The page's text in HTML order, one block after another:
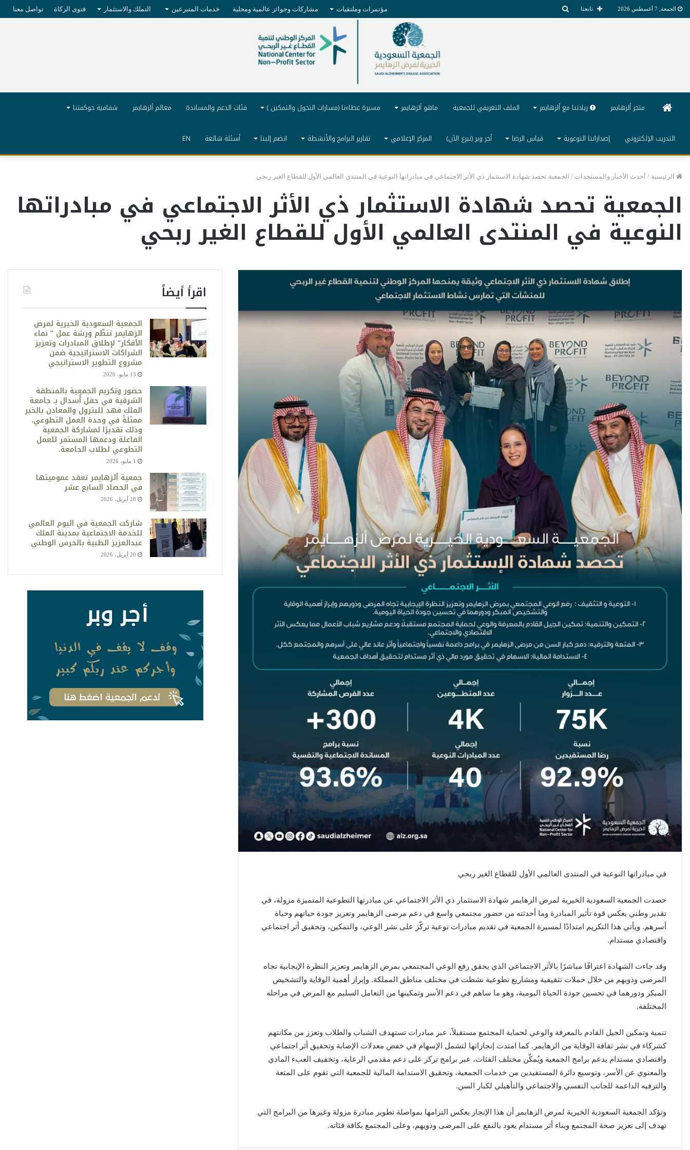
الجمعة, 7 أغسطس 2026 بحث تابعنا مؤتمرات وملتقيات مشاركات وجوائز عالمية ومحلية خدمات المتبرعين التملك والاستثمار فتوى الزكاة تواصل معنا
الرئيسيةمتجر ألزهايمر ريادتنا مع ألزهايمر الملف التعريفي للجمعية ماهو ألزهايمر مسيرة عطاءنا (مسارات التحول والتمكين ) فئات الدعم والمساندة معالم ألزهايمر شفافية حوكمتنا
التدريب الإلكتروني إصداراتنا التوعوية قياس الرضا أجر وبر (تبرع الآن) المركز الإعلامي تقارير البرامج والأنشطة انضم إلينا أسئلة شائعة EN
الرئيسية / أحدث الأخبار والمستجدات / الجمعية تحصد شهادة الاستثمار ذي الأثر الاجتماعي في مبادراتها النوعية في المنتدى العالمي الأول للقطاع الغير ربحي
الجمعية تحصد شهادة الاستثمار ذي الأثر الاجتماعي في مبادراتها
النوعية في المنتدى العالمي الأول للقطاع الغير ربحي
في مبادراتها النوعية في المنتدى العالمي الأول للقطاع الغير ربحي
حصدت الجمعية السعودية الخيرية لمرض الزهايمر شهادة الاستثمار ذي الأثر الاجتماعي عن مبادرتها التطوعية المتميزة مزولة، في
تقدير وطني يعكس قوة تأثير المبادرة وما أحدثته من حضور مجتمعي واسع في دعم مرضى الزهايمر وتعزيز جودة حياتهم وحياة
أسرهم. ويأتي هذا التكريم امتدادًا لمسيرة الجمعية في تقديم مبادرات نوعية تركّز على نشر الوعي، والتمكين، وتحقيق أثر اجتماعي
واقتصادي مستدام.
وقد جاءت الشهادة اعترافًا مباشرًا بالأثر الاجتماعي الذي يحقق رفع الوعي المجتمعي بمرض الزهايمر وتعزيز النظرة الإيجابية تجاه
المرضى وذويهم من خلال حملات تثقيفية ومشاريع تطوعية نشطت في مختلف مناطق المملكة. وإبراز أهمية الوقاية والتشخيص
المبكر ودورهما في تحسين جودة الحياة اليومية، وهو ما ساهم في دعم الأسر وتمكينها من التعامل السليم مع المرض في مراحله
المختلفة.
تنمية وتمكين الجيل القادم بالمعرفة والوعي لحماية المجتمع مستقبلاً، عبر مبادرات تستهدف الشباب والطلاب وتعزز من مكانتهم
كشركاء في نشر ثقافة الوقاية من الزهايمر. كما امتدت إنجازاتها لتشمل الإسهام في خفض معدلات الإصابة وتحقيق أثر اجتماعي
واقتصادي مستدام يدعم برامج الجمعية ويُمكّن مختلف الفئات، عبر برامج تركز على دعم مقدمي الرعاية، وتخفيف العبء المادي
والمعنوي عن الأسر، وتوسيع دائرة المستفيدين من خدمات الجمعية، وتحقيق الاستدامة المالية للجمعية التي تقوم على المتعة
والترفيه الداعمة للجانب النفسي والاجتماعي والتأهيلي لكبار السن.
وتؤكد الجمعية السعودية الخيرية لمرض الزهايمر أن هذا الإنجاز يعكس التزامها بمواصلة تطوير مبادرة مزولة وغيرها من البرامج التي
تهدف إلى تعزيز صحة المجتمع وبناء أثر مستدام يعود بالنفع على المرضى وذويهم، وعلى المجتمع بكافة فئاته.
اقرأ أيضاً
الجمعية السعودية الخيرية لمرض
الزهايمر تنظّم ورشة عمل ” نماء
الأفكار” لإطلاق المبادرات وتعزيز
الشراكات الاستراتيجية ضمن
مشروع التطوير الاستراتيجي
13 مايو، 2026
حضور وتكريم الجمعية بالمنطقة
الشرقية في حفل أُسدال بـ جامعة
الملك فهد للبترول والمعادن بالخبر
ممثلةً في وحدة العمل التطوعي،
وذلك تقديرًا لمشاركة الجمعية
الفاعلة ودعمها المستمر للعمل
التطوعي لطلاب الجامعة.
1 مايو، 2026
جمعية ألزهايمر تعقد عموميتها
في الحصاد السابع عشر
28 أبريل، 2026
شاركت الجمعية في اليوم العالمي
للخدمة الاجتماعية بمدينة الملك
عبدالعزيز الطبية بالحرس الوطني
20 أبريل، 2026